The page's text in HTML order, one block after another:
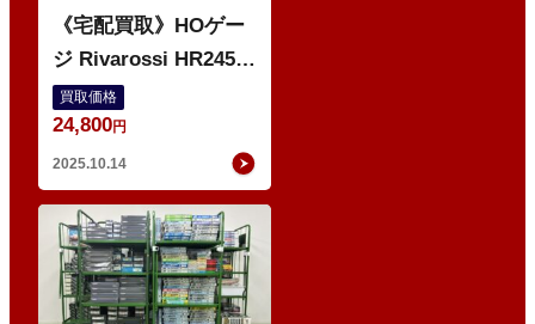
《宅配買取》HOゲー
ジ Rivarossi HR2455
電気機関車 などの鉄
道模型
買取価格
24,800円
2025.10.14